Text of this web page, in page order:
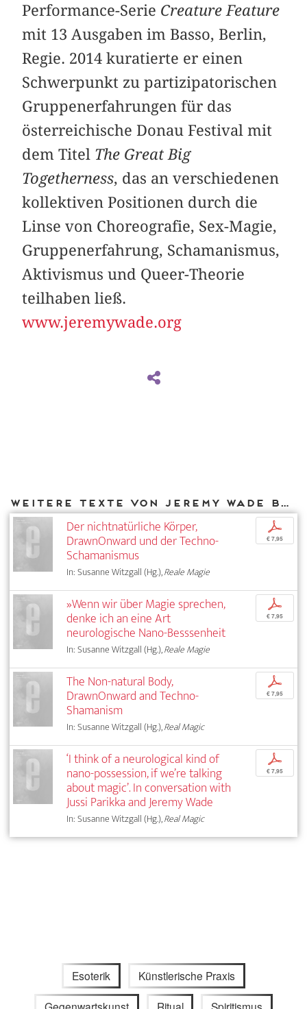
Performance-Serie Creature Feature
mit 13 Ausgaben im Basso, Berlin,
Regie. 2014 kuratierte er einen
Schwerpunkt zu partizipatorischen
Gruppenerfahrungen für das
österreichische Donau Festival mit
dem Titel The Great Big
Togetherness, das an verschiedenen
kollektiven Positionen durch die
Linse von Choreografie, Sex-Magie,
Gruppenerfahrung, Schamanismus,
Aktivismus und Queer-Theorie
teilhaben ließ.
www.jeremywade.org
Weitere Texte von Jeremy Wade bei DIAPHANES
Der nichtnatürliche Körper,
DrawnOnward und der Techno-
Schamanismus
In: Susanne Witzgall (Hg.),Reale Magie
p
€ 7,95
»Wenn wir über Magie sprechen,
denke ich an eine Art
neurologische Nano-Besssenheit
In: Susanne Witzgall (Hg.),Reale Magie
p
€ 7,95
The Non-natural Body,
DrawnOnward and Techno-
Shamanism
In: Susanne Witzgall (Hg.),Real Magic
p
€ 7,95
‘I think of a neurological kind of
nano-possession, if we’re talking
about magic’. In conversation with
Jussi Parikka and Jeremy Wade
In: Susanne Witzgall (Hg.),Real Magic
p
€ 7,95
Esoterik Künstlerische Praxis